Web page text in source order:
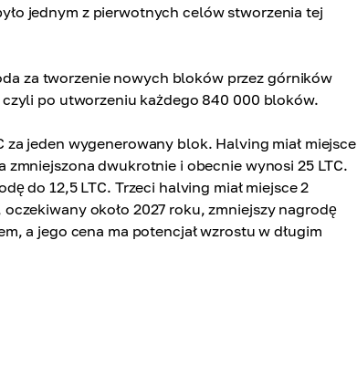
jednym z pierwotnych celów stworzenia tej
za tworzenie nowych bloków przez górników
po utworzeniu każdego 840 000 bloków.
jeden wygenerowany blok. Halving miał miejsce
zmniejszona dwukrotnie i obecnie wynosi 25 LTC.
do 12,5 LTC. Trzeci halving miał miejsce 2
około 2027 roku, zmniejszy nagrodę
a jego cena ma potencjał wzrostu w długim